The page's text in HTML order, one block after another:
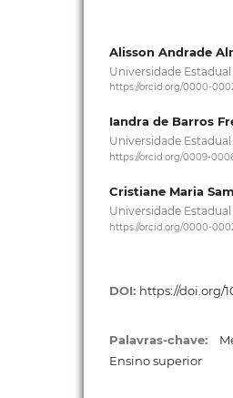
Alisson Andrade
Universidade Estadual
https://orcid.org/0000-
Iandra de Barros
Universidade Estadual
https://orcid.org/0009-
Cristiane Maria
Universidade Estadual
https://orcid.org/0000-
DOI: https://doi.org/
Palavras-chave:
Ensino superior